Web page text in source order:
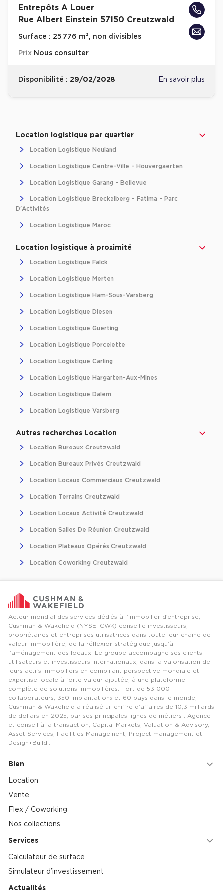
Achat de Bureaux à Rennes
Bureaux certifiés - Environnement
Location d'Entrepôts / Activités
Location d'Entrepôts / Activités à Aix-en-Provence
Location d'Entrepôts / Activités à Rennes
Location d'Entrepôts / Activités à Besançon
Collections d'Entrepôts / Activités
Entrepôts et Locaux d'activités indépendants
Location de plateformes Logistique
Location de plateformes Logistique à Aulnay-sous-Bois
Location de plateformes Logistique à Amiens
Location de plateformes Logistique à Marseille
Location de plateformes Logistique à Le Havre
Achat de plateformes Logistique
Achat de plateformes Logistique en Bretagne
Achat de plateformes Logistique à Lyon
Achat de plateformes Logistique à Marseille
Achat de plateformes Logistique à Dijon
Collections de Logistique
Logistique urbaine
Entrepôts Messagerie
Entrepôts logistique classe A
Location de Commerces à Toulouse
Location de Commerces à Reims
Entrepôts A Louer
Rue Albert Einstein 57150 Creutzwald
Surface : 25 776 m², non divisibles
Prix Nous consulter
Disponibilité : 29/02/2028 En savoir plus
Location logistique par quartier
Location Logistique Neuland
Location Logistique Centre-Ville - Houvergaerten
Location Logistique Garang - Bellevue
Location Logistique Breckelberg - Fatima - Parc
D'Activités
Location Logistique Maroc
Location logistique à proximité
Location Logistique Falck
Location Logistique Merten
Location Logistique Ham-Sous-Varsberg
Location Logistique Diesen
Location Logistique Guerting
Location Logistique Porcelette
Location Logistique Carling
Location Logistique Hargarten-Aux-Mines
Location Logistique Dalem
Location Logistique Varsberg
Autres recherches Location
Location Bureaux Creutzwald
Location Bureaux Privés Creutzwald
Location Locaux Commerciaux Creutzwald
Location Terrains Creutzwald
Location Locaux Activité Creutzwald
Location Salles De Réunion Creutzwald
Location Plateaux Opérés Creutzwald
Location Coworking Creutzwald
Acteur mondial des services dédiés à l’immobilier d’entreprise,
Cushman & Wakefield (NYSE: CWK) conseille investisseurs,
propriétaires et entreprises utilisatrices dans toute leur chaîne de
valeur immobilière, de la réflexion stratégique jusqu’à
l’aménagement des locaux. Le groupe accompagne ses clients
utilisateurs et investisseurs internationaux, dans la valorisation de
leurs actifs immobiliers en combinant perspective mondiale et
expertise locale à forte valeur ajoutée, à une plateforme
complète de solutions immobilières. Fort de 53 000
collaborateurs, 350 implantations et 60 pays dans le monde,
Cushman & Wakefield a réalisé un chiffre d’affaires de 10,3 milliards
de dollars en 2025, par ses principales lignes de métiers : Agence
et conseil à la transaction, Capital Markets, Valuation & Advisory,
Asset Services, Facilities Management, Project management et
Design+Build…
Bien
Location
Vente
Flex / Coworking
Nos collections
Services
Calculateur de surface
Simulateur d’investissement
Actualités